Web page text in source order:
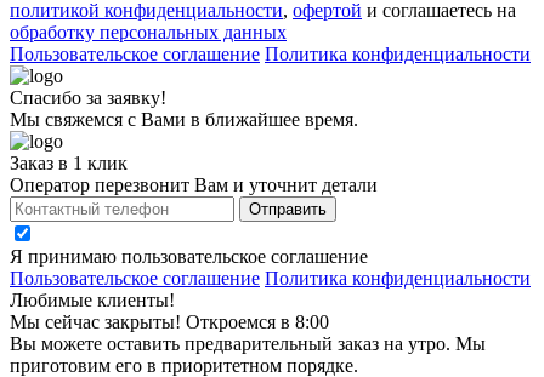
политикой конфиденциальности, офертой и соглашаетесь на
обработку персональных данных
Пользовательское соглашение Политика конфиденциальности
Спасибо за заявку!
Мы свяжемся с Вами в ближайшее время.
Заказ в 1 клик
Оператор перезвонит Вам и уточнит детали
Отправить
Я принимаю пользовательское соглашение
Пользовательское соглашение Политика конфиденциальности
Любимые клиенты!
Мы сейчас закрыты! Откроемся в 8:00
Вы можете оставить предварительный заказ на утро. Мы
приготовим его в приоритетном порядке.